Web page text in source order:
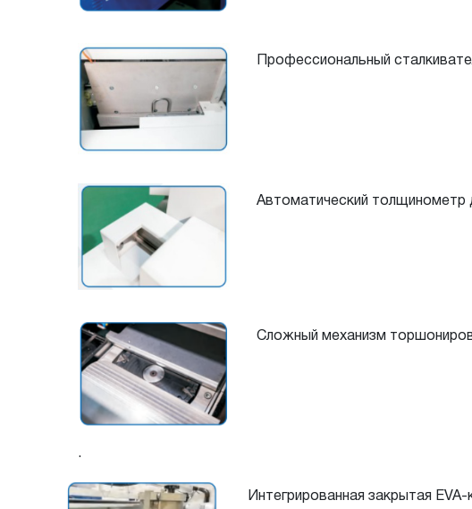
Профессиональный
Автоматический толщинометр
Сложный механизм
.
Интегрированная закрытая